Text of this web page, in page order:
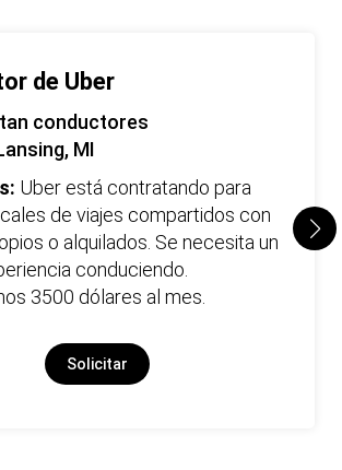
de Uber
conductores
MI
Uber está contratando para
de viajes compartidos con
o alquilados. Se necesita un
conduciendo.
3500 dólares al mes.
Solicitar